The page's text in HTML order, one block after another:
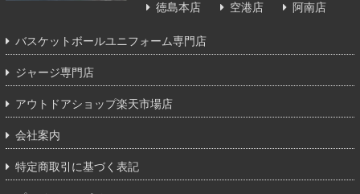
徳島本店 空港店 阿南店
バスケットボールユニフォーム専門店
ジャージ専門店
アウトドアショップ楽天市場店
会社案内
特定商取引に基づく表記